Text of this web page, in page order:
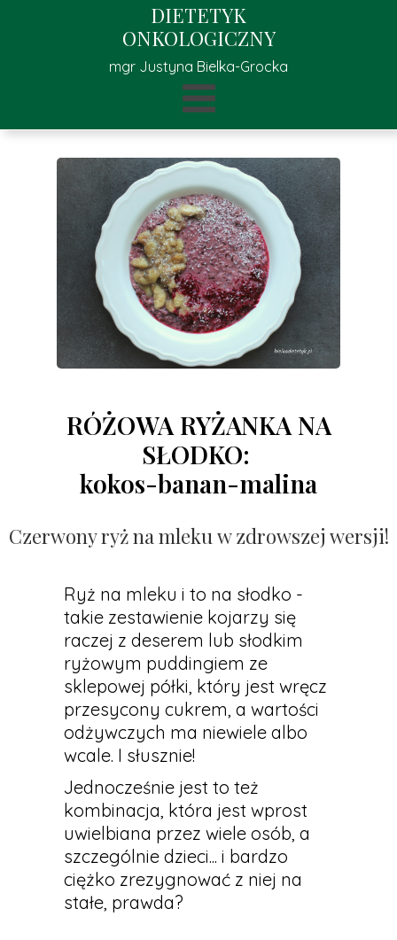
Czerwony ryż na mleku w zdrowszej wersji!
DIETETYK
ONKOLOGICZNY
mgr Justyna Bielka-Grocka
RÓŻOWA RYŻANKA NA
SŁODKO:
kokos-banan-malina
Ryż na mleku i to na słodko -
takie zestawienie kojarzy się
raczej z deserem lub słodkim
ryżowym puddingiem ze
sklepowej półki, który jest wręcz
przesycony cukrem, a wartości
odżywczych ma niewiele albo
wcale. I słusznie!
Jednocześnie jest to też
kombinacja, która jest wprost
uwielbiana przez wiele osób, a
szczególnie dzieci... i bardzo
ciężko zrezygnować z niej na
stałe, prawda?